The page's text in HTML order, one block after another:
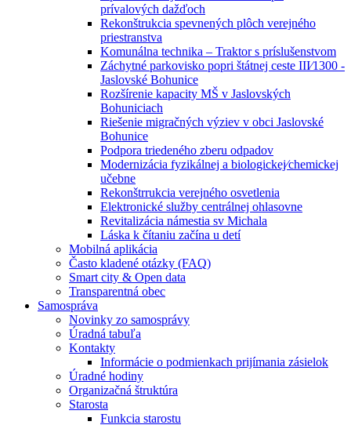
prívalových dažďoch
Rekonštrukcia spevnených plôch verejného
priestranstva
Komunálna technika – Traktor s príslušenstvom
Záchytné parkovisko popri štátnej ceste III⁄1300 -
Jaslovské Bohunice
Rozšírenie kapacity MŠ v Jaslovských
Bohuniciach
Riešenie migračných výziev v obci Jaslovské
Bohunice
Podpora triedeného zberu odpadov
Modernizácia fyzikálnej a biologickej⁄chemickej
učebne
Rekonštrrukcia verejného osvetlenia
Elektronické služby centrálnej ohlasovne
Revitalizácia námestia sv Michala
Láska k čítaniu začína u detí
Mobilná aplikácia
Často kladené otázky (FAQ)
Smart city & Open data
Transparentná obec
Samospráva
Novinky zo samosprávy
Úradná tabuľa
Kontakty
Informácie o podmienkach prijímania zásielok
Úradné hodiny
Organizačná štruktúra
Starosta
Funkcia starostu